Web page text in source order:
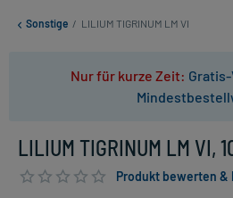
Sonstige / LILIUM TIGRINUM LM VI
Nur für kurze Zeit:
LILIUM TIGRINUM LM VI,
Produkt bewerten &